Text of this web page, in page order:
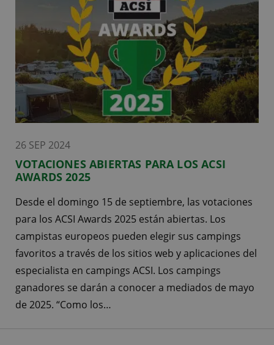
26 SEP 2024
VOTACIONES ABIERTAS PARA LOS ACSI
AWARDS 2025
Desde el domingo 15 de septiembre, las votaciones
para los ACSI Awards 2025 están abiertas. Los
campistas europeos pueden elegir sus campings
favoritos a través de los sitios web y aplicaciones del
especialista en campings ACSI. Los campings
ganadores se darán a conocer a mediados de mayo
de 2025. “Como los…